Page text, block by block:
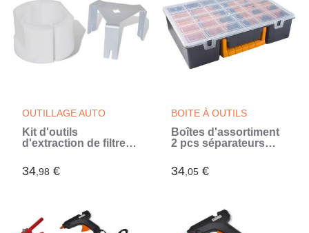
OUTILLAGE AUTO
Kit d'outils
d'extraction de filtre à
(Argent)
34,98 €
BOITE À OUTILS
Boîtes d'assortiment
2 pcs séparateurs
360x250x85 mm (Noir)
34,05 €